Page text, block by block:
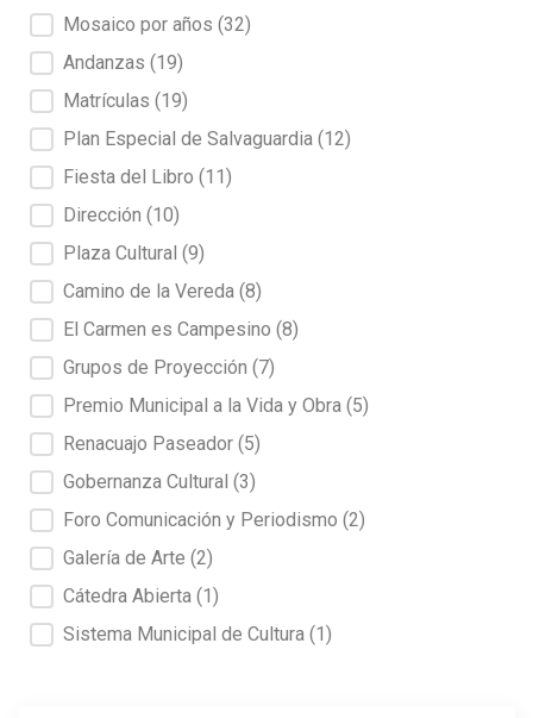
Mosaico por años (32)
Andanzas (19)
Matrículas (19)
Plan Especial de Salvaguardia (12)
Fiesta del Libro (11)
Dirección (10)
Plaza Cultural (9)
Camino de la Vereda (8)
El Carmen es Campesino (8)
Grupos de Proyección (7)
Premio Municipal a la Vida y Obra (5)
Renacuajo Paseador (5)
Gobernanza Cultural (3)
Foro Comunicación y Periodismo (2)
Galería de Arte (2)
Cátedra Abierta (1)
Sistema Municipal de Cultura (1)